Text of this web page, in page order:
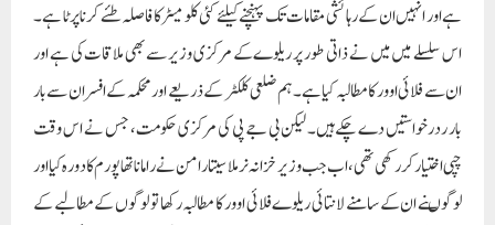
ہے اور انہیں ان کے رہائشی مقامات تک پہنچنے کیلئے کئی کلو میٹر کا فاصلہ طئے کرنا پرٹا ہے۔
اس سلسلے میں میں نے ذاتی طور پر ریلوے کے مرکزی وزیر سے بھی ملاقات کی ہے اور
ان سے فلائی اوور کا مطالبہ کیا ہے۔ ہم ضلعی کلکٹر کے ذریعے اور محکمہ کے افسران سے بار
بار ردرخواستیں دے چکے ہیں۔ لیکن بی جے پی کی مرکزی حکومت ، جس نے اس وقت
چپی اختیار کر رکھی تھی، اب جب وزیر خزانہ نرملا سیتارامن نے راماناتھا پورم کا دورہ کیا اور
لوگوںنے ان کے سامنے لانتائی ریلوے فلائی اوور کا مطالبہ رکھا تو لوگوں کے مطالبے کے